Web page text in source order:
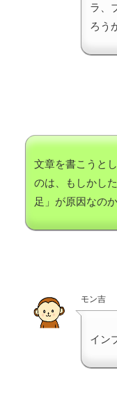
ラ、
ろう
文章を書こうと
のは、もしかし
足」が原因なの
モン吉
イン